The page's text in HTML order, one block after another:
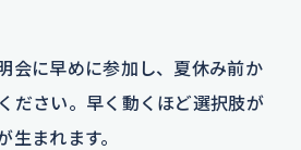
会に早めに参加し、夏休み前か
ださい。早く動くほど選択肢が
生まれます。